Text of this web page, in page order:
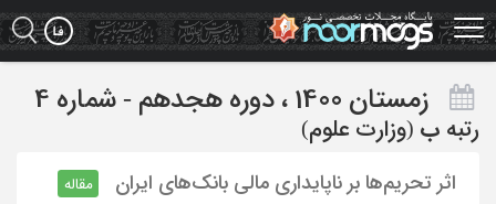
Skip
to
main
زمستان 1400 ، دوره هجدهم - شماره 4
رتبه ب (وزارت علوم)
اثر تحریم‌ها بر ناپایداری مالی بانک‌های ایران
مقاله